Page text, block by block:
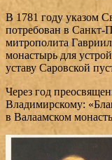
В 1781 году указом
потребован в Санкт-
митрополита
монастырь для
уставу Саровской
Через год
Владимирскому:
в Валаамском